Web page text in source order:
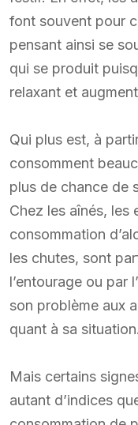
font souvent pour
pensant ainsi se
qui se produit
relaxant et
Qui plus est, à
consomment
plus de chance de
Chez les aînés, les
consommation
les chutes, sont
l’entourage ou par
son problème aux
quant à sa situation.
Mais certains
autant d’indices